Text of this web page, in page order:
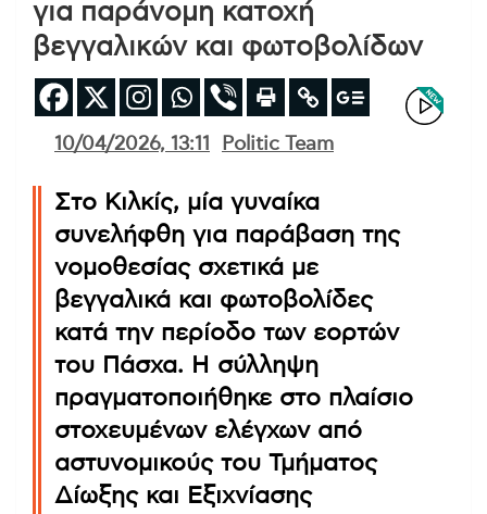
για παράνομη κατοχή
βεγγαλικών και φωτοβολίδων
10/04/2026, 13:11 Politic Team
Στο Κιλκίς, μία γυναίκα
συνελήφθη για παράβαση της
νομοθεσίας σχετικά με
βεγγαλικά και φωτοβολίδες
κατά την περίοδο των εορτών
του Πάσχα. Η σύλληψη
πραγματοποιήθηκε στο πλαίσιο
στοχευμένων ελέγχων από
αστυνομικούς του Τμήματος
Δίωξης και Εξιχνίασης